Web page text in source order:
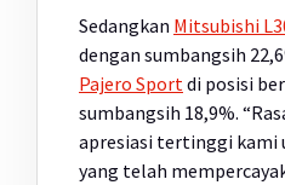
Sedangkan Mitsubishi
dengan sumbangsih
Pajero Sportdi posisi
sumbangsih 18,9%.
apresiasi tertinggi kami
yang telah